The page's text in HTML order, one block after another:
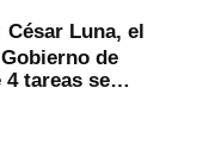
César Luna, el
de
tareas se